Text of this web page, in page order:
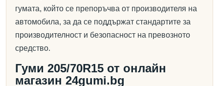
гумата, който се препоръчва от производителя на
автомобила, за да се поддържат стандартите за
производителност и безопасност на превозното
средство.
Гуми 205/70R15 от онлайн
магазин 24gumi.bg